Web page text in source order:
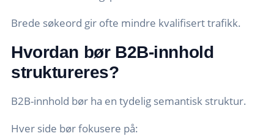
Brede søkeord gir ofte mindre kvalifisert trafikk.
Hvordan bør B2B-innhold
struktureres?
B2B-innhold bør ha en tydelig semantisk struktur.
Hver side bør fokusere på: